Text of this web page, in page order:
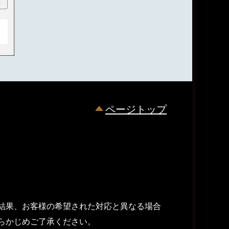
ページトップ
、お客様の希望された対応と異なる場合
じめご了承ください。